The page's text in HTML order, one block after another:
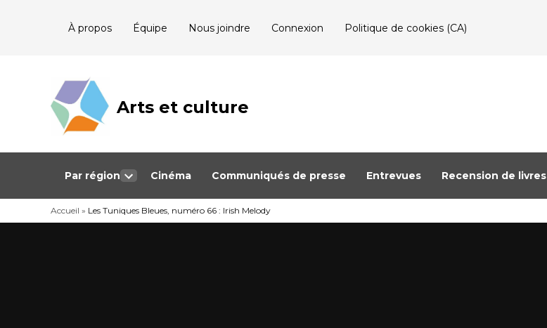
À propos Équipe Nous joindre Connexion Politique de cookies (CA)
Arts et culture
Journalisme
Québec
Par région
dropdown
menu
Cinéma Communiqués de presse Entrevues Recension de livres
Accueil » Les Tuniques Bleues, numéro 66 : Irish Melody